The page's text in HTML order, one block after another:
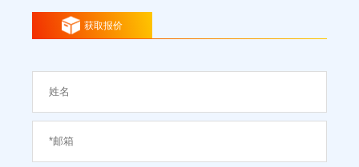
获取报价